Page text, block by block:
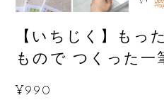
【いちじく】もっ
もので つくった
¥990